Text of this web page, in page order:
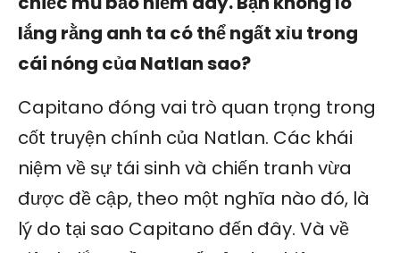
lắng rằng anh ta có thể ngất xỉu trong
cái nóng của Natlan sao?
Capitano đóng vai trò quan trọng trong
cốt truyện chính của Natlan. Các khái
niệm về sự tái sinh và chiến tranh vừa
được đề cập, theo một nghĩa nào đó, là
lý do tại sao Capitano đến đây. Và về